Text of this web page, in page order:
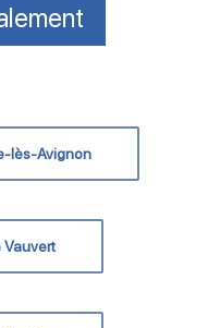
lès-Avignon
Vauvert